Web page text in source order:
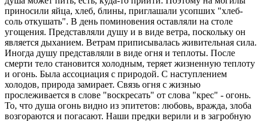
приносили яйца, хлеб, блины, приглашали усопших "хлеб-
соль откушать". В день поминовения оставляли на столе
угощения. Представляли душу и в виде ветра, поскольку он
является дыханием. Ветрам приписывалась живительная сила.
Иногда душу представляли в виде огня и теплоты. После
смерти тело становится холодным, теряет жизненную теплоту
и огонь. Была ассоциация с природой. С наступлением
холодов, природа замирает. Связь огня с жизнью
прослеживается в слове "воскресать" от слова "крес" - огонь.
То, что душа огонь видно из эпитетов: любовь, вражда, злоба
возгораются и погасают. Наши предки верили и в загробную